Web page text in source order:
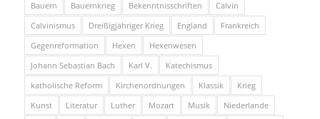
Bauern
Bauernkrieg Bekenntnisschriften
Calvin
Calvinismus
Dreißigjähriger Krieg England
Frankreich
Gegenreformation
Hexen
Hexenwesen
Johann Sebastian Bach
Karl V.
Katechismus
katholische Reform
Kirchenordnungen Klassik
Krieg
Kunst
Literatur Luther Mozart Musik
Niederlande